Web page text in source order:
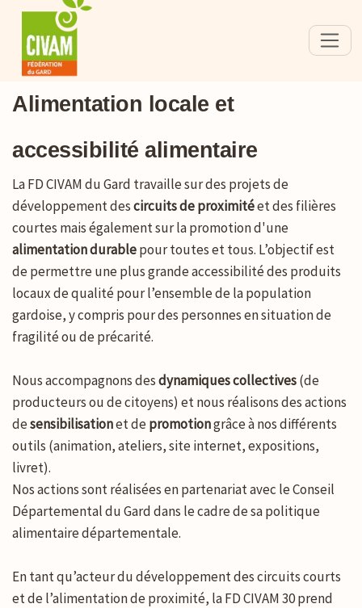
Alimentation locale et
accessibilité alimentaire
La FD CIVAM du Gard travaille sur des projets de
développement descircuits de proximitéet des filières
courtes mais également sur la promotion d'une
alimentation durablepour toutes et tous. L’objectif est
de permettre une plus grande accessibilité des produits
locaux de qualité pour l’ensemble de la population
gardoise, y compris pour des personnes en situation de
fragilité ou de précarité.
Nous accompagnons desdynamiques collectives(de
producteurs ou de citoyens) et nous réalisons des actions
desensibilisationet depromotiongrâce à nos différents
outils (animation, ateliers, site internet, expositions,
livret).
Nos actions sont réalisées en partenariat avec le Conseil
Départemental du Gard dans le cadre de sa politique
alimentaire départementale.
En tant qu’acteur du développement des circuits courts
et de l’alimentation de proximité, la FD CIVAM 30 prend